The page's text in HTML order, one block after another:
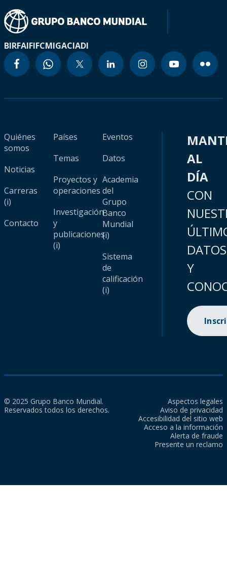
BIRFAIFIFCMIGACIADI
Quiénes
somos
Noticias
Carreras
(i)
Contacto
Países
Temas
Proyectos y
operaciones
Investigación
y
publicaciones
(i)
Eventos
Datos
Academia
del
Grupo
Banco
Mundial
(i)
Sistema
de
calificación
(i)
AL
DÍA
CON
DATOS
Y
© 2025 Grupo Banco Mundial.
Reservados todos los derechos.
Aspectos legales
Aviso de privacidad
Accesibilidad del sitio web
Acceso a la información
Alerta de fraude
Presente un reclamo